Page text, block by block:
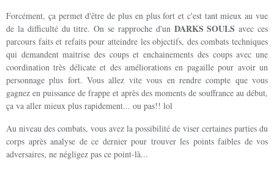
Forcément, ça permet d'être de plus en plus fort et c'est tant mieux au vue
de la difficulté du titre. On se rapproche d'un DARKS SOULS avec ces
parcours faits et refaits pour atteindre les objectifs, des combats techniques
qui demandent maitrise des coups et enchainements des coups avec une
coordination très délicate et des améliorations en pagaille pour avoir un
personnage plus fort. Vous allez vite vous en rendre compte que vous
gagnez en puissance de frappe et après des moments de souffrance au début,
ça va aller mieux plus rapidement... ou pas!! lol
Au niveau des combats, vous avez la possibilité de viser certaines parties du
corps après analyse de ce dernier pour trouver les points faibles de vos
adversaires, ne négligez pas ce point-là...